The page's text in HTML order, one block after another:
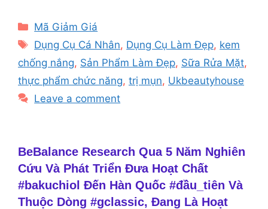
Categories
Mã Giảm Giá
Tags
Dụng Cụ Cá Nhân, Dụng Cụ Làm Đẹp, kem
chống nắng, Sản Phẩm Làm Đẹp, Sữa Rửa Mặt,
thực phẩm chức năng, trị mụn, Ukbeautyhouse
Leave a comment
BeBalance Research Qua 5 Năm Nghiên
Cứu Và Phát Triển Đưa Hoạt Chất
#bakuchiol Đến Hàn Quốc #đầu_tiên Và
Thuộc Dòng #gclassic, Đang Là Hoạt